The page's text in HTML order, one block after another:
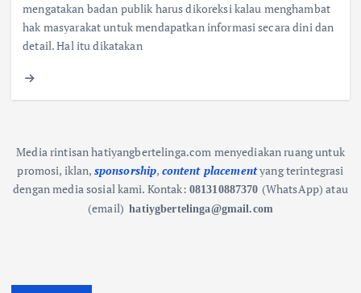
mengatakan badan publik harus dikoreksi kalau menghambat
hak masyarakat untuk mendapatkan informasi secara dini dan
detail. Hal itu dikatakan
Media rintisan hatiyangbertelinga.com menyediakan ruang untuk
promosi, iklan, sponsorship, content placementyang terintegrasi
dengan media sosial kami. Kontak: 081310887370 (WhatsApp) atau
(email)hatiygbertelinga@gmail.com